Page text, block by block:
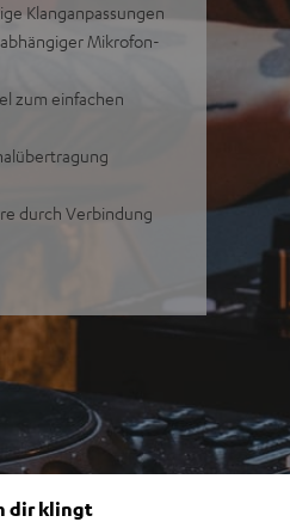
Klanganpassungen
Mikrofon-
zum einfachen
durch Verbindung
dir klingt